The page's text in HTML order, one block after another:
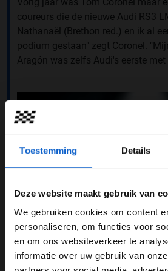
Toestemming Details
Deze website maakt gebruik van
We gebruiken cookies om content
personaliseren, om functies voor
en om ons websiteverkeer te
informatie over uw gebruik van
coureurs die de nieuwe Audi RS3
Nathanaël (Brethon red.) en ik al
podium gestaan" zegt Coronel.
Aragón was zelfs Audi's eerste met
WELKOM BIJ GRAND
Ben je 24 jaar of